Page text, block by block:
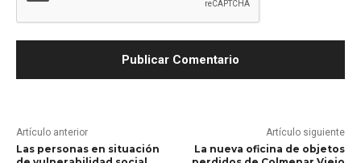
Artículo anterior
Las personas en situación
Artículo siguiente
La nueva oficina de objetos